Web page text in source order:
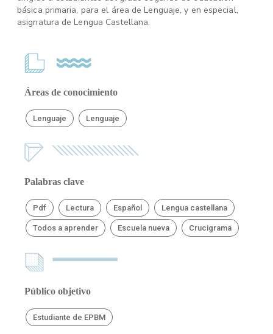
básica primaria, para el área de Lenguaje, y en especial,
asignatura de Lengua Castellana.
Áreas de conocimiento
Lenguaje Lenguaje
Palabras clave
Pdf Lectura Español Lengua castellana
Todos a aprender Escuela nueva Crucigrama
Público objetivo
Estudiante de EPBM